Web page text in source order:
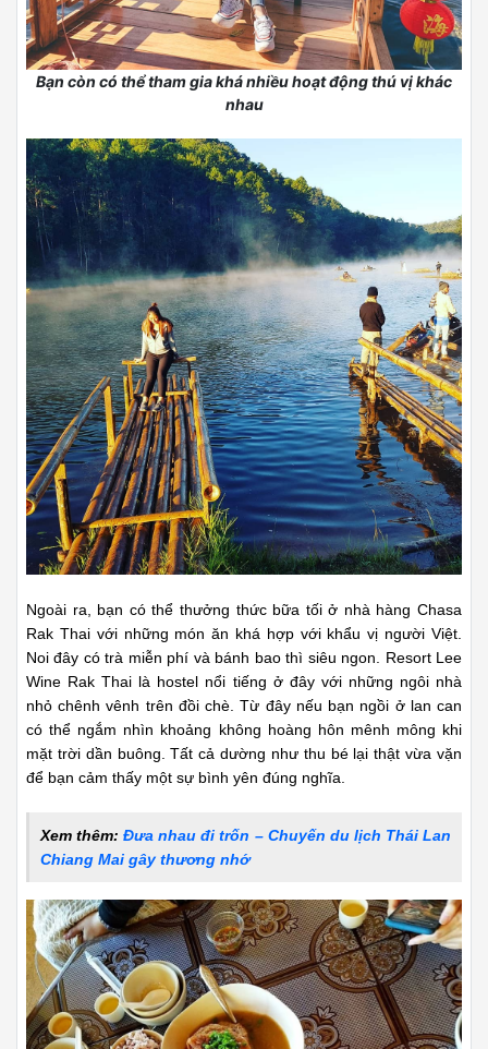
Ngoài ra, bạn có thể thưởng thức bữa tối ở nhà hàng Chasa
Rak Thai với những món ăn khá hợp với khẩu vị người Việt.
Noi đây có trà miễn phí và bánh bao thì siêu ngon. Resort Lee
Wine Rak Thai là hostel nổi tiếng ở đây với những ngôi nhà
nhỏ chênh vênh trên đồi chè. Từ đây nếu bạn ngồi ở lan can
có thể ngắm nhìn khoảng không hoàng hôn mênh mông khi
mặt trời dần buông. Tất cả dường như thu bé lại thật vừa vặn
để bạn cảm thấy một sự bình yên đúng nghĩa.
Xem thêm:Đưa nhau đi trốn – Chuyến du lịch Thái Lan
Chiang Mai gây thương nhớ
Những món ăn khá hợp với khẩu vị người Việt